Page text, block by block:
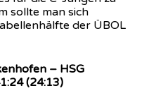
sollte man sich
der ÜBOL
– HSG
(24:13)